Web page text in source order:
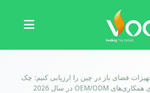
فضای باز در چین را ارزیابی کنیم: چک